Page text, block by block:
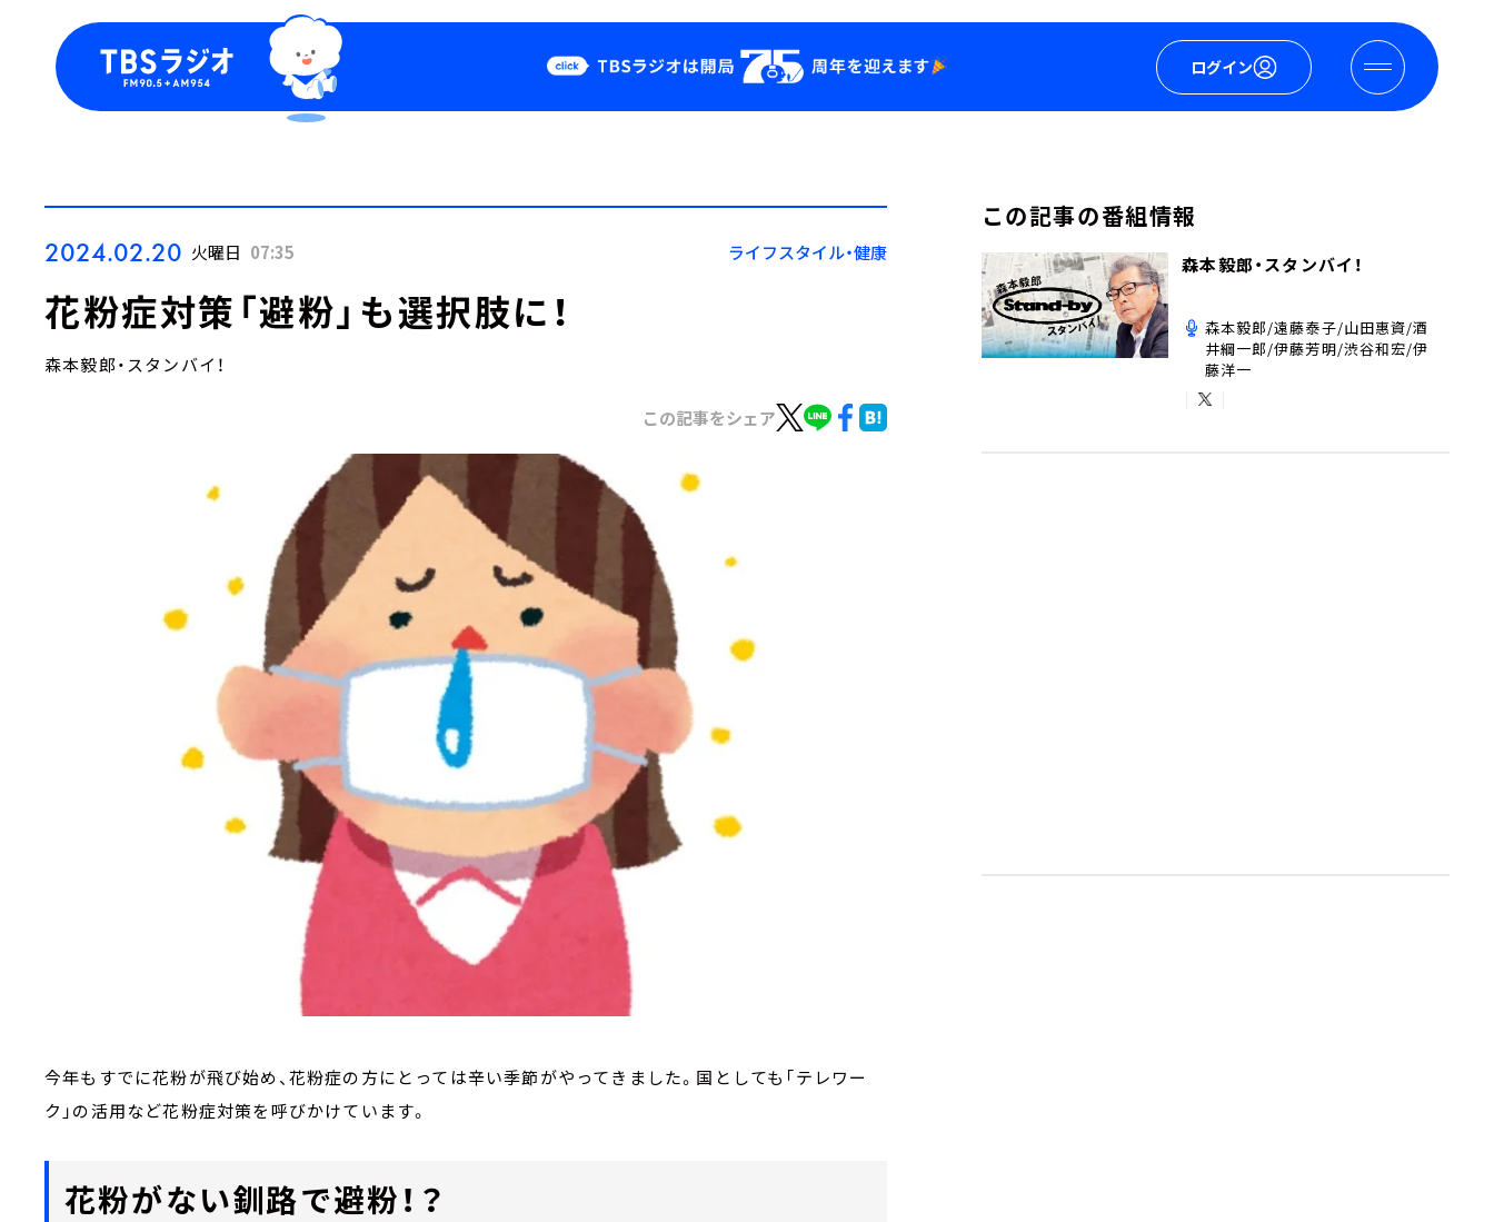
ログイン
Podcast
YouTube
会社情報
2024.02.20 火曜日 07:35 ライフスタイル・健康
花粉症対策「避粉」も選択肢に！
森本毅郎・スタンバイ！
この記事をシェア
今年もすでに花粉が飛び始め、花粉症の方にとっては辛い季節がやってきました。国としても「テレワー
ク」の活用など花粉症対策を呼びかけています。
花粉がない釧路で避粉！？
この記事の番組情報
森本毅郎・スタンバイ！
森本毅郎/遠藤泰子/山田惠資/酒
井綱一郎/伊藤芳明/渋谷和宏/伊
藤洋一